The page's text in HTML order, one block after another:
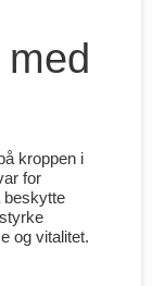
kroppen i
for
beskytte
og vitalitet.